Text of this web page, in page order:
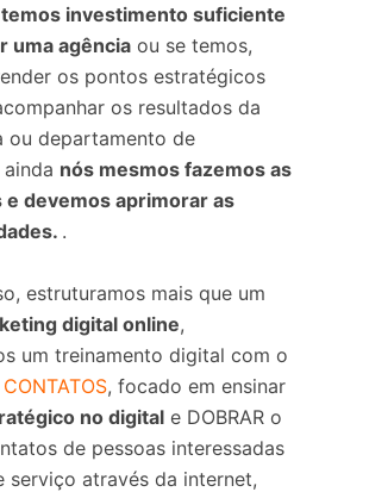
temos investimento suficiente
uma agência ou se temos,
os pontos estratégicos
os resultados da
ou departamento de
nós mesmos fazemos as
e devemos aprimorar as
.
estruturamos mais que um
digital online,
um treinamento digital com o
, focado em ensinar
no digital e DOBRAR o
de pessoas interessadas
serviço através da internet,